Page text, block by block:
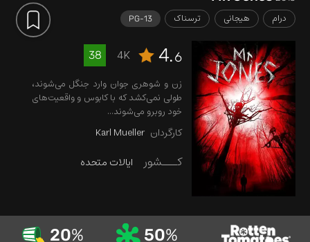
درام هیجانی ترسناک PG-13
4.6
4K
38
زن و شوهری جوان وارد جنگل می‌شوند،
طولی نمی‌کشد که با کابوس و واقعیت‌های
خود روبرو می‌شوند...
کارگردان Karl Mueller
کـــشور ایالات متحده
50%
20%